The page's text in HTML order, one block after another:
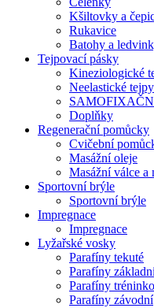
Kšiltovky a
Rukavice
Batohy a
Tejpovací pásky
Kineziologické
Neelastické tejpy
Doplňky
Regenerační pomůcky
Cvičební
Masážní oleje
Masážní válce a
Sportovní brýle
Sportovní brýle
Impregnace
Impregnace
Lyžařské vosky
Parafíny tekuté
Parafíny
Parafíny
Parafíny závodní